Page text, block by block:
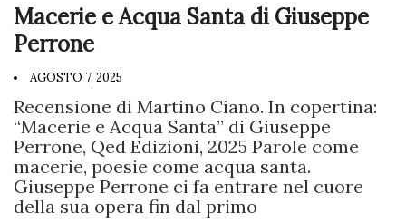
Macerie e Acqua Santa di Giuseppe
Perrone
AGOSTO 7, 2025
Recensione di Martino Ciano. In copertina:
“Macerie e Acqua Santa” di Giuseppe
Perrone, Qed Edizioni, 2025 Parole come
macerie, poesie come acqua santa.
Giuseppe Perrone ci fa entrare nel cuore
della sua opera fin dal primo